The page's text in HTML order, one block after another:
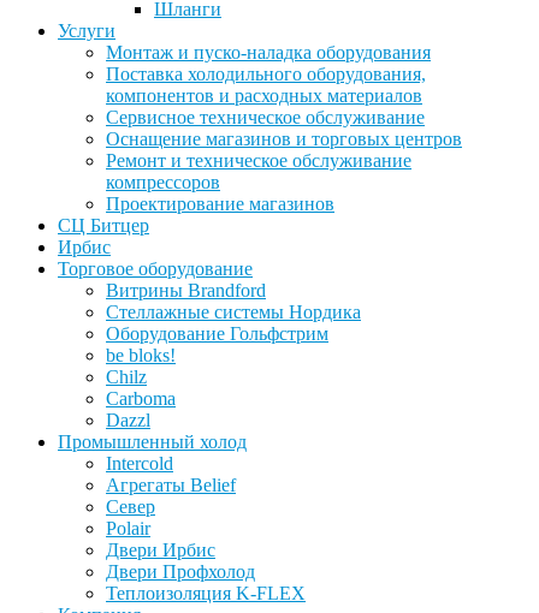
Шланги
Услуги
Монтаж и пуско-наладка оборудования
Поставка холодильного оборудования,
компонентов и расходных материалов
Сервисное техническое обслуживание
Оснащение магазинов и торговых центров
Ремонт и техническое обслуживание
компрессоров
Проектирование магазинов
СЦ Битцер
Ирбис
Торговое оборудование
Витрины Brandford
Стеллажные системы Нордика
Оборудование Гольфстрим
be bloks!
Chilz
Carboma
Dazzl
Промышленный холод
Intercold
Агрегаты Belief
Север
Polair
Двери Ирбис
Двери Профхолод
Теплоизоляция K-FLEX